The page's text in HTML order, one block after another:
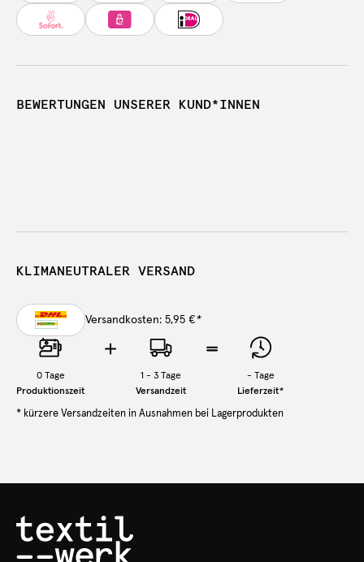
BEWERTUNGEN UNSERER KUND*INNEN
KLIMANEUTRALER VERSAND
Versandkosten: 5,95 €*
0Tage
Produktionszeit
1 - 3 Tage
Versandzeit
- Tage
Lieferzeit*
* kürzere Versandzeiten in Ausnahmen bei Lagerprodukten